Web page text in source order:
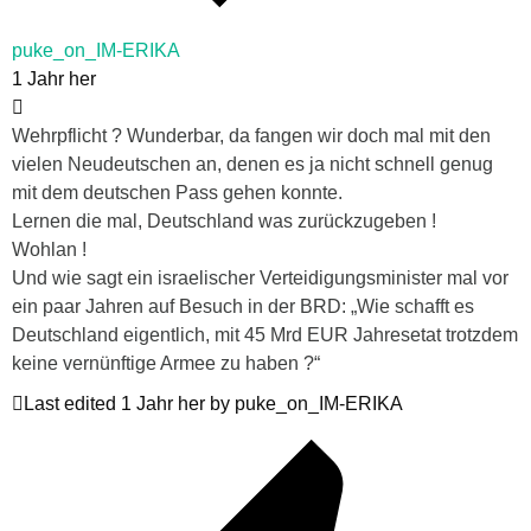
puke_on_IM-ERIKA
1 Jahr her
Wehrpflicht ? Wunderbar, da fangen wir doch mal mit den
vielen Neudeutschen an, denen es ja nicht schnell genug
mit dem deutschen Pass gehen konnte.
Lernen die mal, Deutschland was zurückzugeben !
Wohlan !
Und wie sagt ein israelischer Verteidigungsminister mal vor
ein paar Jahren auf Besuch in der BRD: „Wie schafft es
Deutschland eigentlich, mit 45 Mrd EUR Jahresetat trotzdem
keine vernünftige Armee zu haben ?“
Last edited 1 Jahr her by puke_on_IM-ERIKA